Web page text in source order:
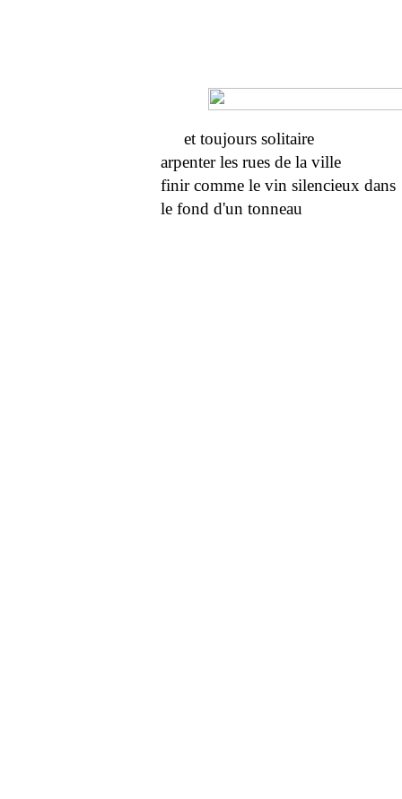
et toujours solitaire
arpenter les rues de la ville
finir comme le vin silencieux dans
le fond d'un tonneau